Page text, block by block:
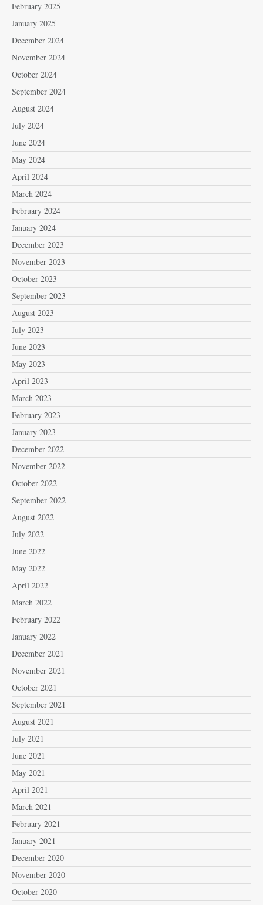
February 2025
January 2025
December 2024
November 2024
October 2024
September 2024
August 2024
July 2024
June 2024
May 2024
April 2024
March 2024
February 2024
January 2024
December 2023
November 2023
October 2023
September 2023
August 2023
July 2023
June 2023
May 2023
April 2023
March 2023
February 2023
January 2023
December 2022
November 2022
October 2022
September 2022
August 2022
July 2022
June 2022
May 2022
April 2022
March 2022
February 2022
January 2022
December 2021
November 2021
October 2021
September 2021
August 2021
July 2021
June 2021
May 2021
April 2021
March 2021
February 2021
January 2021
December 2020
November 2020
October 2020